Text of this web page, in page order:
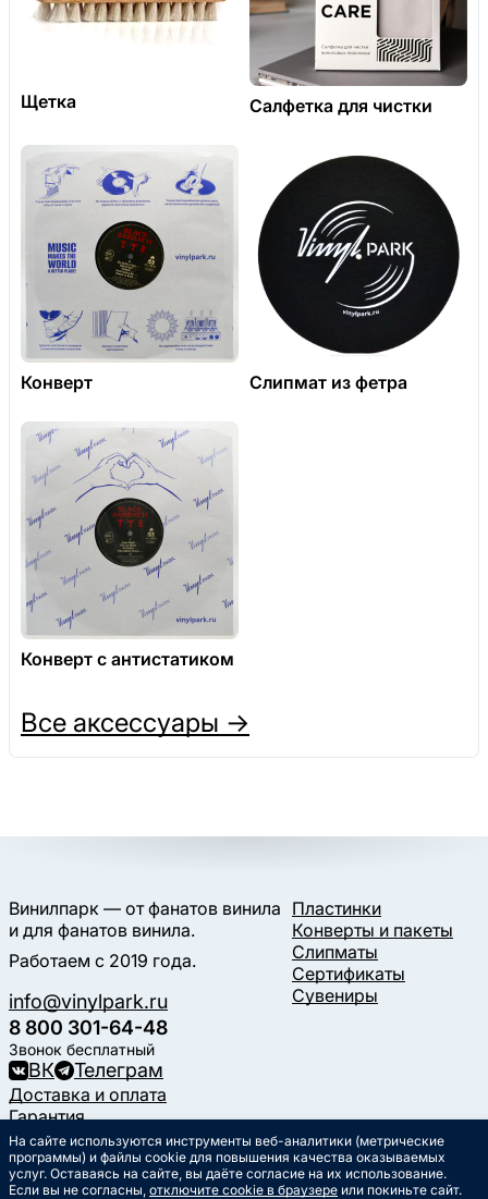
Щетка Салфетка для чистки
Конверт Слипмат из фетра
Конверт с антистатиком
Все аксессуары →
Винилпарк — от фанатов винила
и для фанатов винила.
Работаем с 2019 года.
info@vinylpark.ru
8 800 301-64-48
Звонок бесплатный
ВК Телеграм
Пластинки
Конверты и пакеты
Слипматы
Сертификаты
Сувениры
Доставка и оплата
Гарантия
Контакты
Статьи
Музыкальный календарь
На сайте используются инструменты веб-аналитики (метрические
программы) и файлы cookie для повышения качества оказываемых
услуг. Оставаясь на сайте, вы даёте согласие на их использование.
Если вы не согласны, отключите cookie в браузере или покиньте сайт.